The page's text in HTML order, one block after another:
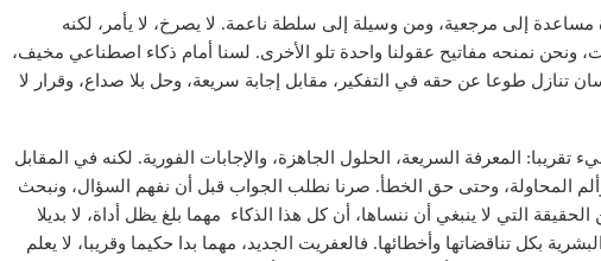
إلى مرجعية، ومن وسيلة إلى سلطة ناعمة. لا يصرخ، لا يأمر، لكنه
نمنحه مفاتيح عقولنا واحدة تلو الأخرى. لسنا أمام ذكاء اصطناعي مخيف،
تنازل طوعا عن حقه في التفكير، مقابل إجابة سريعة، وحل بلا صداع، وقرار لا
تقريبا: المعرفة السريعة، الحلول الجاهزة، والإجابات الفورية. لكنه في المقابل
وألم المحاولة، وحتى حق الخطأ. صرنا نطلب الجواب قبل أن نفهم السؤال، ونبحث
التي لا ينبغي أن ننساها، أن كل هذا الذكاء مهما بلغ يظل أداة، لا بديلا
بكل تناقضاتها وأخطائها. فالعفريت الجديد، مهما بدا حكيما وقريبا، لا يعلم
بالصويرة توفير معدات
ديسمبر 14, 2022
قرار جديد يعيد تنظيم تعويضات الحراسة
أبريل 16, 2026